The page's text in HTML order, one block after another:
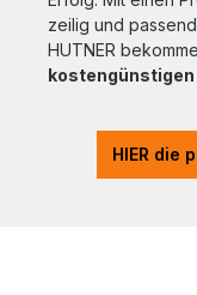
zeilig und
HUTNER
kostengünstigen
HIER die